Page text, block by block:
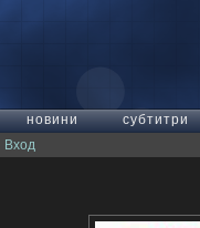
новини субтитри
Вход